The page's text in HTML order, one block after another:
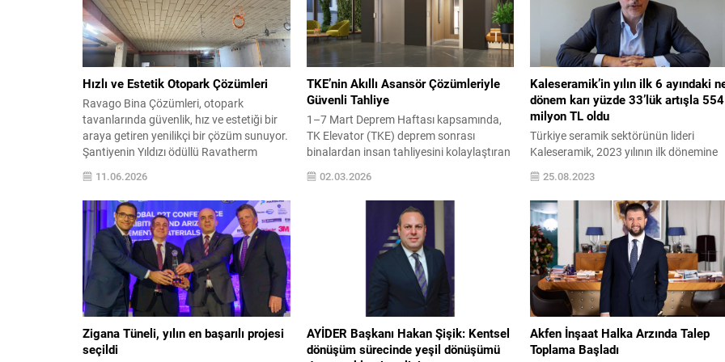
Hızlı ve Estetik Otopark Çözümleri
Ravago Bina Çözümleri, otopark
tavanlarında güvenlik, hız ve estetiği bir
araya getiren yenilikçi bir çözüm sunuyor.
Şantiyenin Yıldızı ödüllü Ravatherm
Otopark/Tavan Levhası, yüksek basma
mukavemeti, düşük ağırlığı ve dübelsiz
uygulama avantajıyla hızlı, ekonomik ve
dekoratif çözümler sağlıyor. İnşaat
sektöründe sürdürülebilirlik, yangın
güvenliği ve uygulama verimliliği giderek
önem kazanırken, projelerde kullanılan...
11.06.2026
TKE’nin Akıllı Asansör Çözümleriyle
Güvenli Tahliye
1–7 Mart Deprem Haftası kapsamında,
TK Elevator (TKE) deprem sonrası
binalardan insan tahliyesini kolaylaştıran
bulut tabanlı IoT teknolojilerini tanıttı. Bu
sistemler, sismik bir olay sonrası
asansörün durumunu uzaktan analiz
ederek kontrollü biçimde yeniden devreye
alınmasını sağlıyor. Asansör, yürüyen
merdiven ve kentsel mobilite alanında
dünyanın öncü şirketlerinden TKE,
asansörlerin depremdeki rolünü...
02.03.2026
Kaleseramik’in yılın ilk 6 ayındaki
dönem karı yüzde 33’lük artışla 554
milyon TL oldu
Türkiye seramik sektörünün lideri
Kaleseramik, 2023 yılının ilk dönemine
ilişkin finansal sonuçlarını açıkladı.
Başarılı halk arz sürecinin ardından 27
Temmuz’dan itibaren Borsa
işlem görmeye başlayan Kaleseramik,
yurt içi satışlarının da pozitif katkısıyla
yılın ilk dönemini finansal açıdan
başarıyla geçti. 2023 yılının ilk 6 ayında
net dönem karını bir önceki...
25.08.2023
Zigana Tüneli, yılın en başarılı projesi
seçildi
AYİDER Başkanı Hakan Şişik: Kentsel
dönüşüm sürecinde yeşil dönüşümü
Akfen İnşaat Halka Arzında Talep
Toplama Başladı